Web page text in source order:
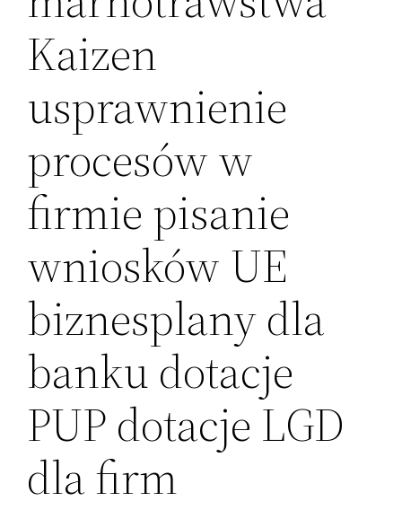
Kaizen
usprawnienie
procesów w
firmie pisanie
wniosków UE
biznesplany dla
banku dotacje
PUP dotacje LGD
dla firm